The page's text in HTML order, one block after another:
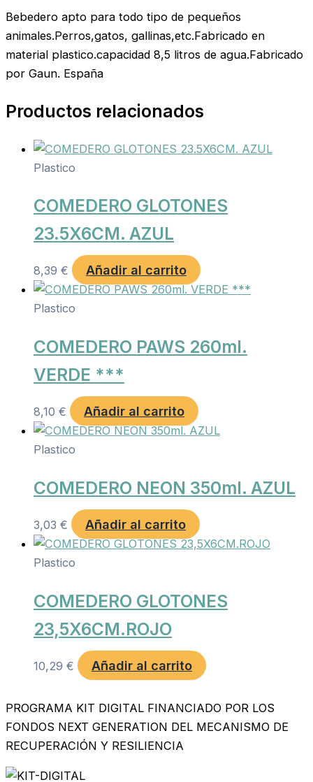
Bebedero apto para todo tipo de pequeños
animales.Perros,gatos, gallinas,etc.Fabricado en
material plastico.capacidad 8,5 litros de agua.Fabricado
por Gaun. España
Productos relacionados
Plastico
COMEDERO GLOTONES
23.5X6CM. AZUL
8,39 € Añadir al carrito
Plastico
COMEDERO PAWS 260ml.
VERDE ***
8,10 € Añadir al carrito
Plastico
COMEDERO NEON 350ml. AZUL
3,03 € Añadir al carrito
Plastico
COMEDERO GLOTONES
23,5X6CM.ROJO
10,29 € Añadir al carrito
PROGRAMA KIT DIGITAL FINANCIADO POR LOS
FONDOS NEXT GENERATION DEL MECANISMO DE
RECUPERACIÓN Y RESILIENCIA